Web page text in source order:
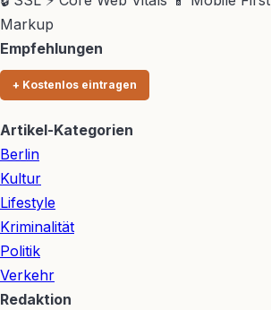
Markup
Empfehlungen
+ Kostenlos eintragen
Artikel-Kategorien
Berlin
Kultur
Lifestyle
Kriminalität
Politik
Verkehr
Redaktion